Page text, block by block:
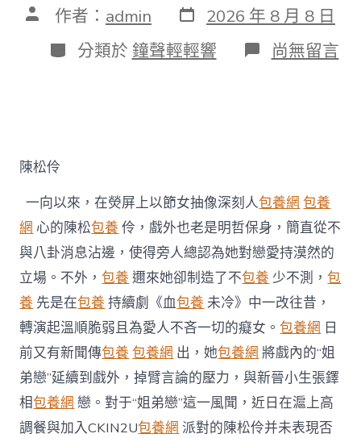
文 作者： admin 發
表
日
期
2026 年 8 月 8 日
分
類
分類於 鐘聲輕輕響 在
〈陳
姐
弟
戀
風
聞
戲
內
戲
外
皆
“為
愛
熄
滅”〉
中
尚無留言
陳松伶
一向以來，在熒屏上以節女抽像深刻人包養網 包養
網 心的陳松包養 伶，戲外也老是明哲保身，簡直從不
與八卦消息沾邊，使得旁人總認為她對戀愛持漠然的
立場。不外，包養 邇來她卻制造了不包養 少不測，包
養 先是在包養 持續劇《血包養 未冷》中一改往昔，
轉演起溫順脆弱且為愛人不吝一切的癡女。包養網 日
前又有新聞傳包養 包養網 出，她包養網 將戲內的“姐
弟戀”延續到戲外，掉臂言論的壓力，與新晉小生張鐸
相包養網 戀。對于“姐弟戀”這一風聞，近日在滬上高
調餐與加入CKIN2U包養網 派對的陳松伶并未表現否